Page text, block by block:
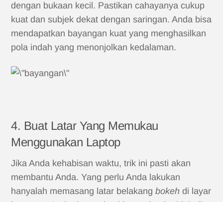
dengan bukaan kecil. Pastikan cahayanya cukup
kuat dan subjek dekat dengan saringan. Anda bisa
mendapatkan bayangan kuat yang menghasilkan
pola indah yang menonjolkan kedalaman.
4. Buat Latar Yang Memukau
Menggunakan Laptop
Jika Anda kehabisan waktu, trik ini pasti akan
membantu Anda. Yang perlu Anda lakukan
hanyalah memasang latar belakangbokeh di layar